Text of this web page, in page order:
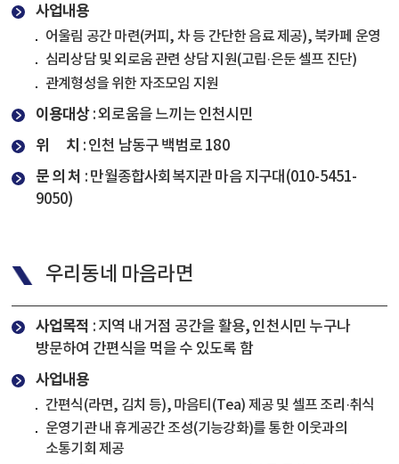
사업내용
어울림 공간 마련(커피, 차 등 간단한 음료 제공), 북카페 운영
심리상담 및 외로움 관련 상담 지원(고립·은둔 셀프 진단)
관계형성을 위한 자조모임 지원
이용대상 : 외로움을 느끼는 인천시민
위 치 : 인천 남동구 백범로 180
문 의 처 : 만월종합사회복지관 마음 지구대(010-5451-
9050)
우리동네 마음라면
사업목적 : 지역 내 거점 공간을 활용, 인천시민 누구나
방문하여 간편식을 먹을 수 있도록 함
사업내용
간편식(라면, 김치 등), 마음티(Tea) 제공 및 셀프 조리·취식
운영기관 내 휴게공간 조성(기능강화)를 통한 이웃과의
소통기회 제공